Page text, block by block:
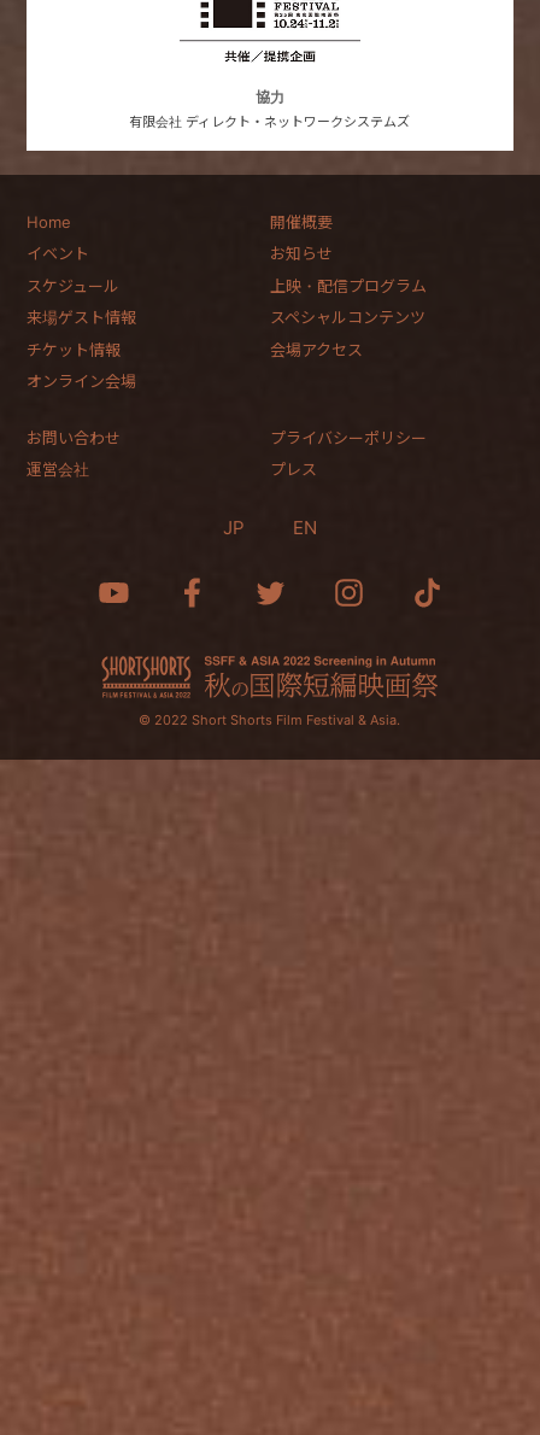
協力
有限会社 ディレクト・ネットワークシステムズ
Home
開催概要
イベント
お知らせ
スケジュール
上映・配信プログラム
来場ゲスト情報
スペシャルコンテンツ
チケット情報
会場アクセス
オンライン会場
お問い合わせ
プライバシーポリシー
運営会社
プレス
JP EN
© 2022 Short Shorts Film Festival & Asia.